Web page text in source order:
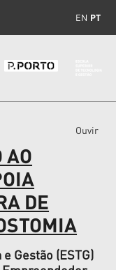
EN PT
Ouvir
AO
DE
Gestão (ESTG)